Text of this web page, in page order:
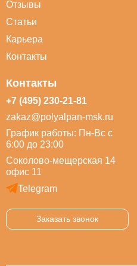
Отзывы
Статьи
Карьера
Контакты
Контакты
+7 (495) 230-21-81
zakaz@polyalpan-msk.ru
График работы: Пн-Вс с
6:00 до 23:00
Соколово-мещерская 14
офис 11
Telegram
Заказать звонок